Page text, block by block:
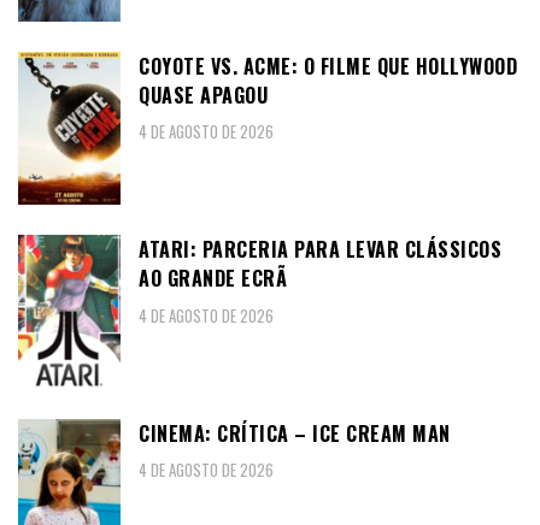
COYOTE VS. ACME: O FILME QUE HOLLYWOOD
QUASE APAGOU
4 DE AGOSTO DE 2026
ATARI: PARCERIA PARA LEVAR CLÁSSICOS
AO GRANDE ECRÃ
4 DE AGOSTO DE 2026
CINEMA: CRÍTICA – ICE CREAM MAN
4 DE AGOSTO DE 2026